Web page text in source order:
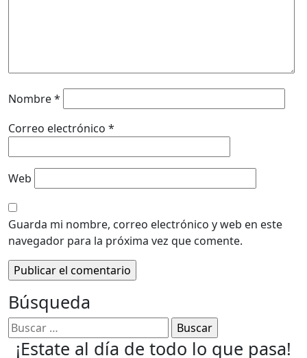
Nombre*
Correo electrónico *
Web
Guarda mi nombre, correo electrónico y web en este
navegador para la próxima vez que comente.
Búsqueda
¡Estate al día de todo lo que pasa!